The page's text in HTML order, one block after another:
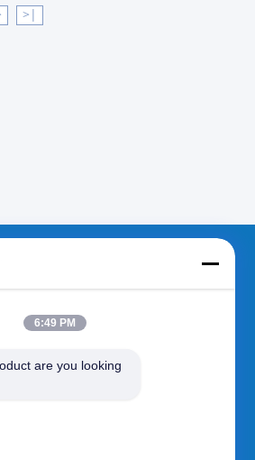
>|
GIÁ
6:49 PM
are you looking